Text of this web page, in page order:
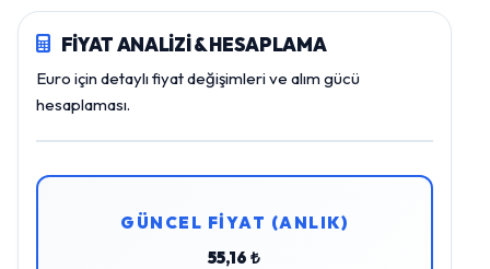
FİYAT ANALİZİ & HESAPLAMA
Euro için detaylı fiyat değişimleri ve alım gücü
hesaplaması.
GÜNCEL FİYAT (ANLIK)
55,16 ₺